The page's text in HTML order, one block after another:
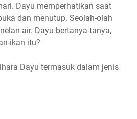
Dayu memperhatikan saat
dan menutup. Seolah-olah
air. Dayu bertanya-tanya,
ikan itu?
Dayu termasuk dalam jenis